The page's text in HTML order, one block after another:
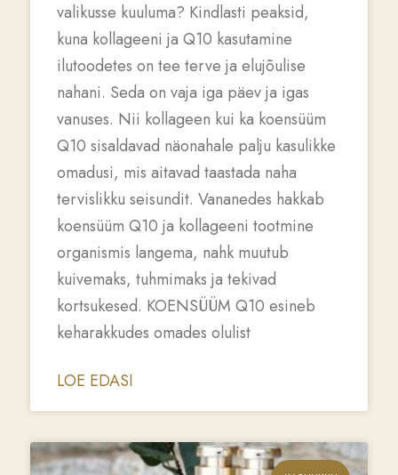
valikusse kuuluma? Kindlasti peaksid,
kuna kollageeni ja Q10 kasutamine
ilutoodetes on tee terve ja elujõulise
nahani. Seda on vaja iga päev ja igas
vanuses. Nii kollageen kui ka koensüüm
Q10 sisaldavad näonahale palju kasulikke
omadusi, mis aitavad taastada naha
tervislikku seisundit. Vananedes hakkab
koensüüm Q10 ja kollageeni tootmine
organismis langema, nahk muutub
kuivemaks, tuhmimaks ja tekivad
kortsukesed. KOENSÜÜM Q10 esineb
keharakkudes omades olulist
LOE EDASI